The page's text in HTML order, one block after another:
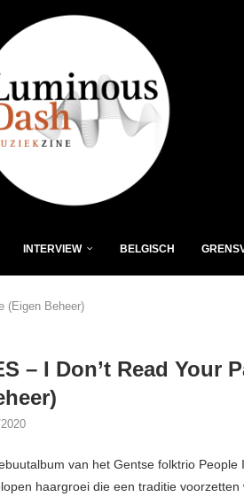
INTERVIEW BELGISCH
(Eigen Beheer)
– I Don’t Read Your
van het Gentse folktrio People
haargroei die een traditie voorzetten